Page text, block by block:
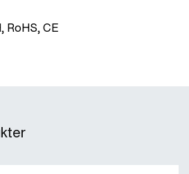
RoHS, CE